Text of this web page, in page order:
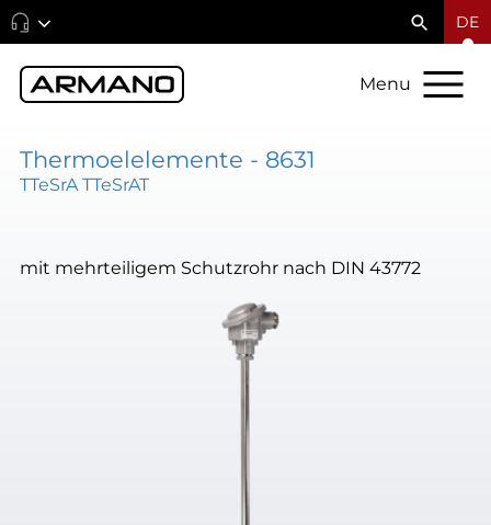
DE
Menu
Thermoelelemente - 8631
TTeSrA TTeSrAT
mit mehrteiligem Schutzrohr nach DIN 43772